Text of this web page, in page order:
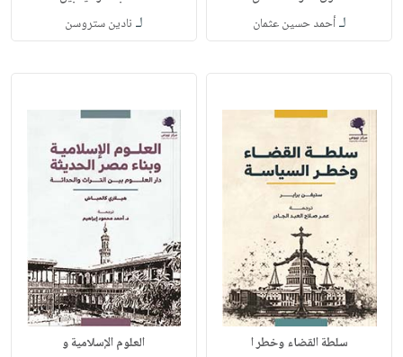
لـأحمد حسين عثمان لـ نادين ستروسن
سلطة القضاء وخطر ا العلوم الإسلامية و